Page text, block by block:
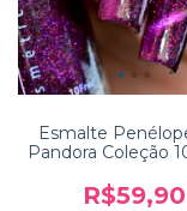
Esmalte
Pandora Coleção
R$59,90